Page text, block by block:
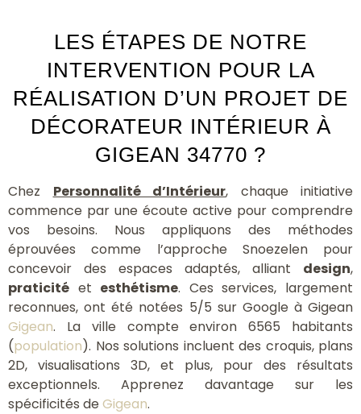
LES ÉTAPES DE NOTRE
INTERVENTION POUR LA
RÉALISATION D’UN PROJET DE
DÉCORATEUR INTÉRIEUR À
GIGEAN 34770 ?
Chez Personnalité d’Intérieur, chaque initiative
commence par une écoute active pour comprendre
vos besoins. Nous appliquons des méthodes
éprouvées comme l’approche Snoezelen pour
concevoir des espaces adaptés, alliant design,
praticité et esthétisme. Ces services, largement
reconnues, ont été notées 5/5 sur Google à Gigean
Gigean. La ville compte environ 6565 habitants
(population). Nos solutions incluent des croquis, plans
2D, visualisations 3D, et plus, pour des résultats
exceptionnels. Apprenez davantage sur les
spécificités deGigean.